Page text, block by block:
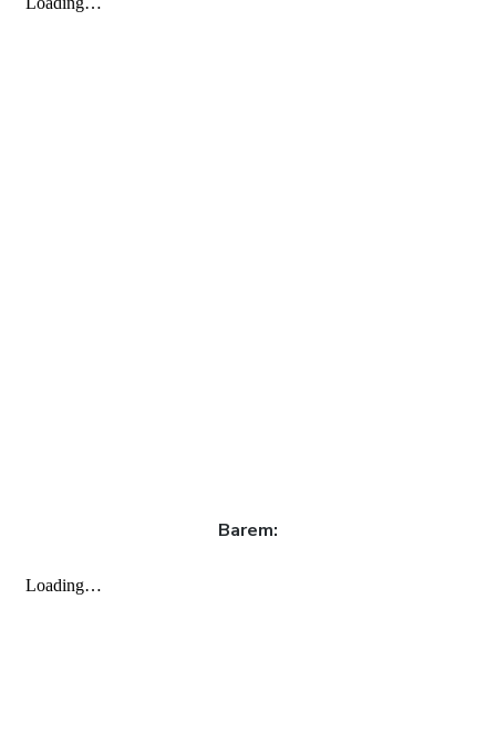
Barem: